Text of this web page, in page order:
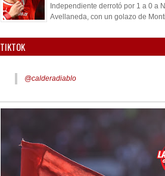
Independiente derrotó por 1 a 0 a
Avellaneda, con un golazo de
TIKTOK
@calderadiablo